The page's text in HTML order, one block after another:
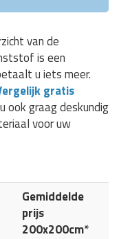
van de
is een
u iets meer.
gratis
ook graag deskundig
voor uw
Gemiddelde
prijs
200x200cm*